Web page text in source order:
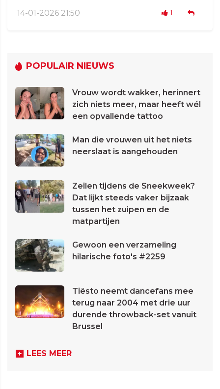
14-01-2026 21:50 1
POPULAIR NIEUWS
Vrouw wordt wakker, herinnert
zich niets meer, maar heeft wél
een opvallende tattoo
Man die vrouwen uit het niets
neerslaat is aangehouden
Zeilen tijdens de Sneekweek?
Dat lijkt steeds vaker bijzaak
tussen het zuipen en de
matpartijen
Gewoon een verzameling
hilarische foto's #2259
Tiësto neemt dancefans mee
terug naar 2004 met drie uur
durende throwback-set vanuit
Brussel
LEES MEER